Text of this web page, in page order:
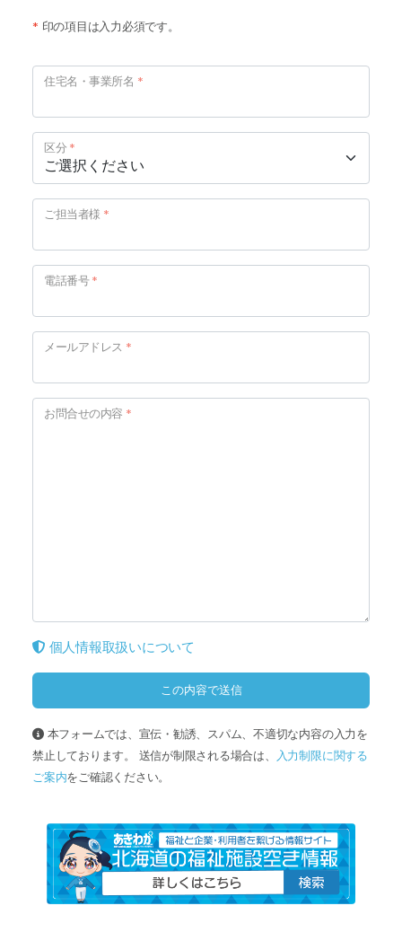
* 印の項目は入力必須です。
住宅名・事業所名 *
区分 *
ご担当者様 *
電話番号*
メールアドレス *
お問合せの内容 *
個人情報取扱いについて
この内容で送信
本フォームでは、宣伝・勧誘、スパム、不適切な内容の入力を
禁止しております。 送信が制限される場合は、
入力制限に関する
ご案内をご確認ください。